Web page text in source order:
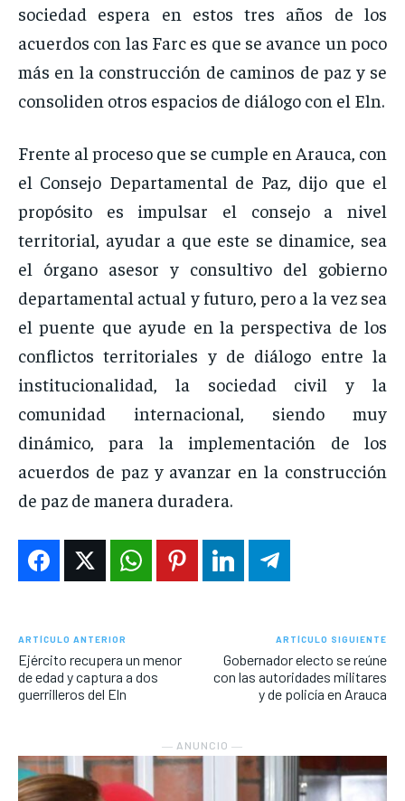
sociedad espera en estos tres años de los
acuerdos con las Farc es que se avance un poco
más en la construcción de caminos de paz y se
consoliden otros espacios de diálogo con el Eln.
Frente al proceso que se cumple en Arauca, con
el Consejo Departamental de Paz, dijo que el
propósito es impulsar el consejo a nivel
territorial, ayudar a que este se dinamice, sea
el órgano asesor y consultivo del gobierno
departamental actual y futuro, pero a la vez sea
el puente que ayude en la perspectiva de los
conflictos territoriales y de diálogo entre la
institucionalidad, la sociedad civil y la
comunidad internacional, siendo muy
dinámico, para la implementación de los
acuerdos de paz y avanzar en la construcción
de paz de manera duradera.
ARTÍCULO ANTERIOR
Ejército recupera un menor
de edad y captura a dos
guerrilleros del Eln
ARTÍCULO SIGUIENTE
Gobernador electo se reúne
con las autoridades militares
y de policía en Arauca
― ANUNCIO ―